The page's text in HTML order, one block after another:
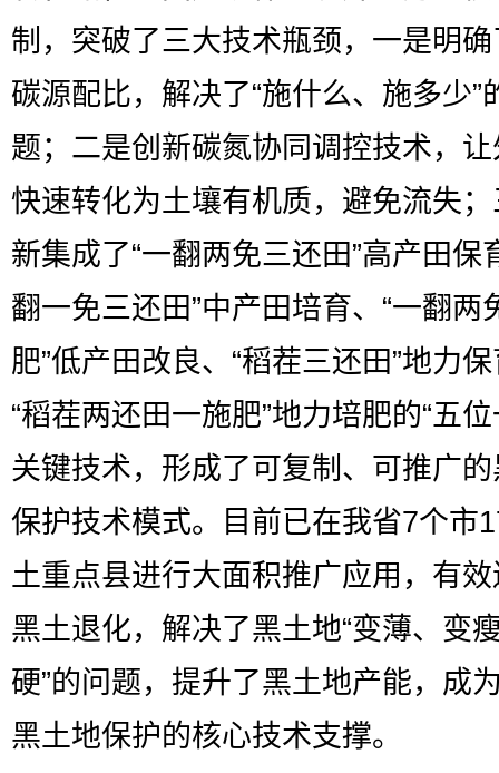
制，突破了三大技术瓶颈，一是明
碳源配比，解决了“施什么、施多少”
题；二是创新碳氮协同调控技术，
快速转化为土壤有机质，避免流失
新集成了“一翻两免三还田”高产田保
翻一免三还田”中产田培育、“一翻两
肥”低产田改良、“稻茬三还田”地力
“稻茬两还田一施肥”地力培肥的“五位
关键技术，形成了可复制、可推广
保护技术模式。目前已在我省7个市
土重点县进行大面积推广应用，有
黑土退化，解决了黑土地“变薄、变
硬”的问题，提升了黑土地产能，成
黑土地保护的核心技术支撑。